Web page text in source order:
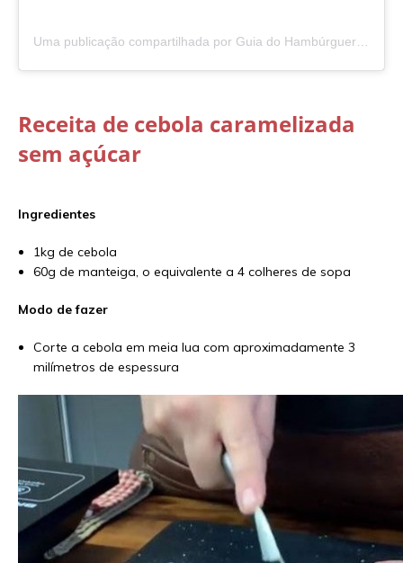
Receita de cebola caramelizada
sem açúcar
Ingredientes
1kg de cebola
60g de manteiga, o equivalente a 4 colheres de sopa
Modo de fazer
Corte a cebola em meia lua com aproximadamente 3
milímetros de espessura